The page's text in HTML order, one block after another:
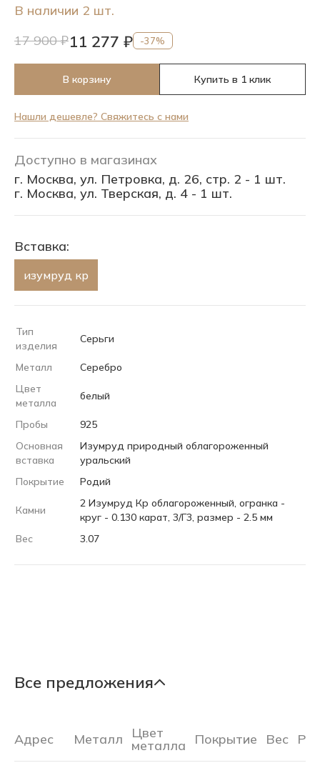
В наличии 2 шт.
17 900 ₽11 277 ₽ -37%
В корзину Купить в 1 клик
Нашли дешевле? Свяжитесь с нами
Доступно в магазинах
г. Москва, ул. Петровка, д. 26, стр. 2 - 1 шт.
г. Москва, ул. Тверская, д. 4 - 1 шт.
Вставка:
изумруд кр
Тип
изделия
Серьги
Металл
Серебро
Цвет
металла
белый
Пробы
925
Основная
вставка
Изумруд природный облагороженный
уральский
Покрытие
Родий
Камни
2 Изумруд Кр облагороженный, огранка -
круг - 0.130 карат, 3/Г3, размер - 2.5 мм
Вес
3.07
Все предложения
Адрес Металл Цвет
металла Покрытие Вес